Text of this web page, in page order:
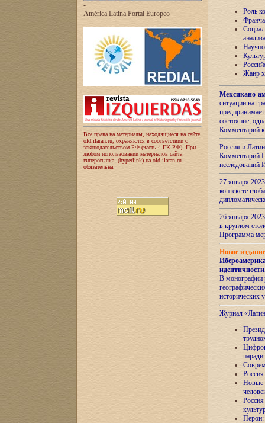
-
América Latina Portal Europeo
Все права на материалы, находящиеся на сайте
old.ilaran.ru, охраняются в соответствии с
законодательством РФ (часть 4 ГК РФ). При
любом использовании материалов сайта
гиперссылка (hyperlink) на old.ilaran.ru
обязательна.
Роль
анализа
Жанр
Мексикано-
ситуации на
состояние,
Комментарий
Россия и
Комментарий
27 января
контексте
26 января
в круглом
Программа
Новое
идентичности
В монографии
исторических
Журнал
Новые
Перон: